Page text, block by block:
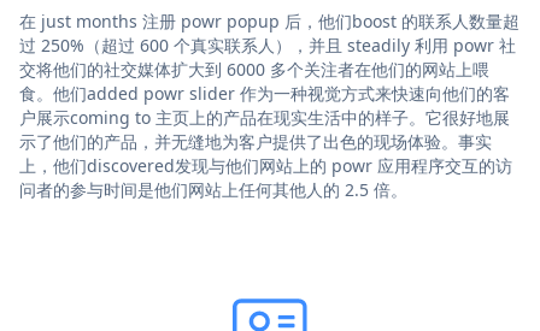
在 just months 注册 powr popup 后，他们boost 的联系人数量超
过 250%（超过 600 个真实联系人），并且 steadily 利用 powr 社
交将他们的社交媒体扩大到 6000 多个关注者在他们的网站上喂
食。他们added powr slider 作为一种视觉方式来快速向他们的客
户展示coming to 主页上的产品在现实生活中的样子。它很好地展
示了他们的产品，并无缝地为客户提供了出色的现场体验。事实
上，他们discovered发现与他们网站上的 powr 应用程序交互的访
问者的参与时间是他们网站上任何其他人的 2.5 倍。